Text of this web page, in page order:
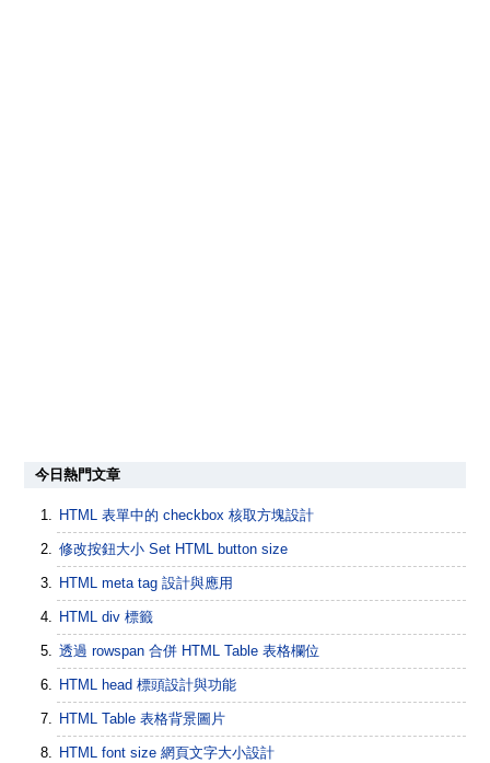
今日熱門文章
HTML 表單中的 checkbox 核取方塊設計
修改按鈕大小 Set HTML button size
HTML meta tag 設計與應用
HTML div 標籤
透過 rowspan 合併 HTML Table 表格欄位
HTML head 標頭設計與功能
HTML Table 表格背景圖片
HTML font size 網頁文字大小設計